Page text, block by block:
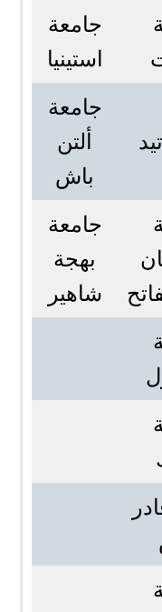
جامعة
استينيا
جامعة
ألتن
باش
جامعة
بهجة
شاهير